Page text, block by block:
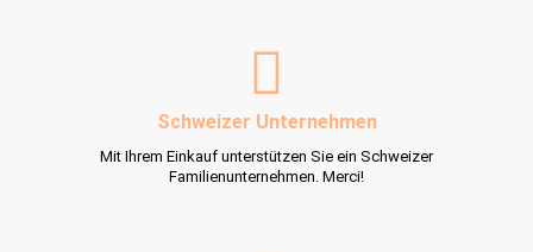
Schweizer Unternehmen
Mit Ihrem Einkauf unterstützen Sie ein Schweizer
Familienunternehmen. Merci!